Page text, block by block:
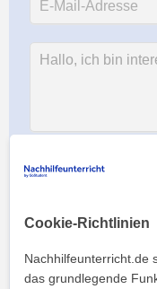
unseremImpressum
Vergiss
Cookie-Richtlinien
Nachhilfeunterricht.de
das grundlegende